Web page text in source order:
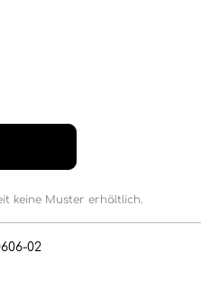
keine Muster erhältlich.
02